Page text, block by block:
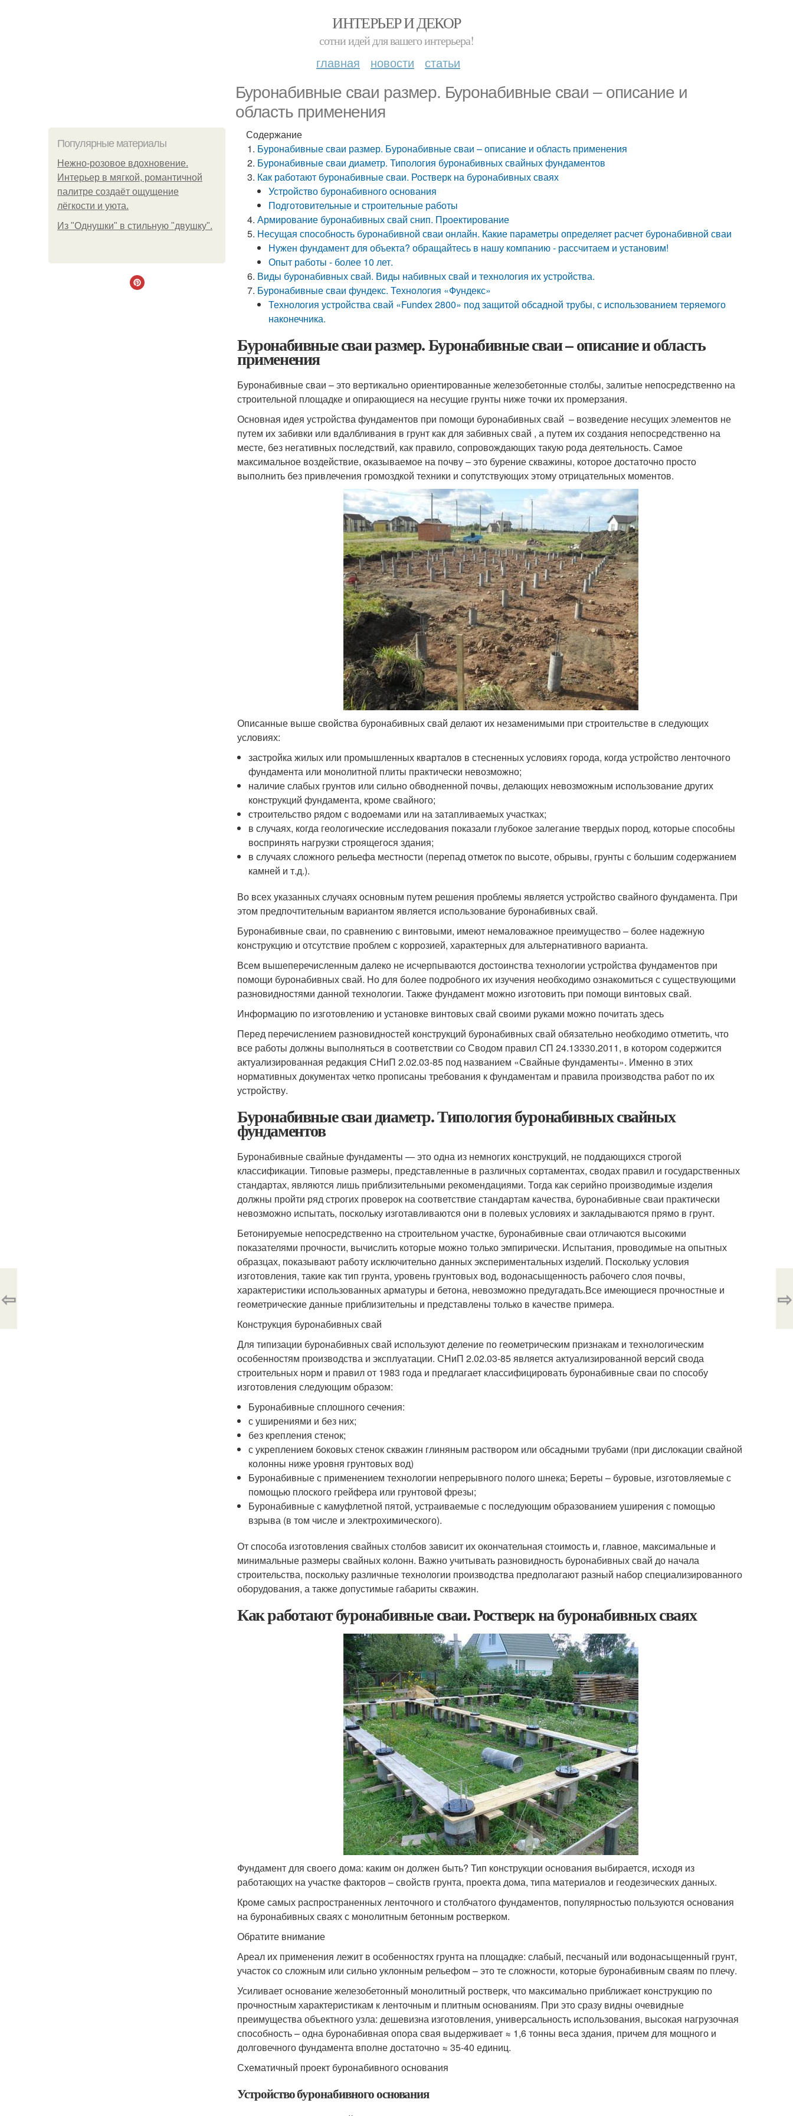
ИНТЕРЬЕР И ДЕКОР
сотни идей для вашего интерьера!
главная новости статьи
Буронабивные сваи размер. Буронабивные сваи – описание и
область применения
Популярные материалы
Нежно-розовое вдохновение.
Интерьер в мягкой, романтичной
палитре создаёт ощущение
лёгкости и уюта.
Из "Однушки" в стильную "двушку".
Содержание
Буронабивные сваи размер. Буронабивные сваи – описание и область применения
Буронабивные сваи диаметр. Типология буронабивных свайных фундаментов
Как работают буронабивные сваи. Ростверк на буронабивных сваях
Устройство буронабивного основания
Подготовительные и строительные работы
Армирование буронабивных свай снип. Проектирование
Несущая способность буронабивной сваи онлайн. Какие параметры определяет расчет буронабивной сваи
Нужен фундамент для объекта? обращайтесь в нашу компанию - рассчитаем и установим!
Опыт работы - более 10 лет.
Виды буронабивных свай. Виды набивных свай и технология их устройства.
Буронабивные сваи фундекс. Технология «Фундекс»
Технология устройства свай «Fundex 2800» под защитой обсадной трубы, с использованием теряемого
наконечника.
Буронабивные сваи размер. Буронабивные сваи – описание и область
применения
Буронабивные сваи – это вертикально ориентированные железобетонные столбы, залитые непосредственно на
строительной площадке и опирающиеся на несущие грунты ниже точки их промерзания.
Основная идея устройства фундаментов при помощи буронабивных свай – возведение несущих элементов не
путем их забивки или вдалбливания в грунт как для забивных свай , а путем их создания непосредственно на
месте, без негативных последствий, как правило, сопровождающих такую рода деятельность. Самое
максимальное воздействие, оказываемое на почву – это бурение скважины, которое достаточно просто
выполнить без привлечения громоздкой техники и сопутствующих этому отрицательных моментов.
Описанные выше свойства буронабивных свай делают их незаменимыми при строительстве в следующих
условиях:
застройка жилых или промышленных кварталов в стесненных условиях города, когда устройство ленточного
фундамента или монолитной плиты практически невозможно;
наличие слабых грунтов или сильно обводненной почвы, делающих невозможным использование других
конструкций фундамента, кроме свайного;
строительство рядом с водоемами или на затапливаемых участках;
в случаях, когда геологические исследования показали глубокое залегание твердых пород, которые способны
воспринять нагрузки строящегося здания;
в случаях сложного рельефа местности (перепад отметок по высоте, обрывы, грунты с большим содержанием
камней и т.д.).
Во всех указанных случаях основным путем решения проблемы является устройство свайного фундамента. При
этом предпочтительным вариантом является использование буронабивных свай.
Буронабивные сваи, по сравнению с винтовыми, имеют немаловажное преимущество – более надежную
конструкцию и отсутствие проблем с коррозией, характерных для альтернативного варианта.
Всем вышеперечисленным далеко не исчерпываются достоинства технологии устройства фундаментов при
помощи буронабивных свай. Но для более подробного их изучения необходимо ознакомиться с существующими
разновидностями данной технологии. Также фундамент можно изготовить при помощи винтовых свай.
Информацию по изготовлению и установке винтовых свай своими руками можно почитать здесь
Перед перечислением разновидностей конструкций буронабивных свай обязательно необходимо отметить, что
все работы должны выполняться в соответствии со Сводом правил СП 24.13330.2011, в котором содержится
актуализированная редакция СНиП 2.02.03-85 под названием «Свайные фундаменты». Именно в этих
нормативных документах четко прописаны требования к фундаментам и правила производства работ по их
устройству.
Буронабивные сваи диаметр. Типология буронабивных свайных
фундаментов
Буронабивные свайные фундаменты — это одна из немногих конструкций, не поддающихся строгой
классификации. Типовые размеры, представленные в различных сортаментах, сводах правил и государственных
стандартах, являются лишь приблизительными рекомендациями. Тогда как серийно производимые изделия
должны пройти ряд строгих проверок на соответствие стандартам качества, буронабивные сваи практически
невозможно испытать, поскольку изготавливаются они в полевых условиях и закладываются прямо в грунт.
Бетонируемые непосредственно на строительном участке, буронабивные сваи отличаются высокими
показателями прочности, вычислить которые можно только эмпирически. Испытания, проводимые на опытных
образцах, показывают работу исключительно данных экспериментальных изделий. Поскольку условия
изготовления, такие как тип грунта, уровень грунтовых вод, водонасыщенность рабочего слоя почвы,
характеристики использованных арматуры и бетона, невозможно предугадать.Все имеющиеся прочностные и
геометрические данные приблизительны и представлены только в качестве примера.
Конструкция буронабивных свай
Для типизации буронабивных свай используют деление по геометрическим признакам и технологическим
особенностям производства и эксплуатации. СНиП 2.02.03-85 является актуализированной версий свода
строительных норм и правил от 1983 года и предлагает классифицировать буронабивные сваи по способу
изготовления следующим образом:
Буронабивные сплошного сечения:
с уширениями и без них;
без крепления стенок;
с укреплением боковых стенок скважин глиняным раствором или обсадными трубами (при дислокации свайной
колонны ниже уровня грунтовых вод)
Буронабивные с применением технологии непрерывного полого шнека; Береты – буровые, изготовляемые с
помощью плоского грейфера или грунтовой фрезы;
Буронабивные с камуфлетной пятой, устраиваемые с последующим образованием уширения с помощью
взрыва (в том числе и электрохимического).
От способа изготовления свайных столбов зависит их окончательная стоимость и, главное, максимальные и
минимальные размеры свайных колонн. Важно учитывать разновидность буронабивных свай до начала
строительства, поскольку различные технологии производства предполагают разный набор специализированного
оборудования, а также допустимые габариты скважин.
Как работают буронабивные сваи. Ростверк на буронабивных сваях
Фундамент для своего дома: каким он должен быть? Тип конструкции основания выбирается, исходя из
работающих на участке факторов – свойств грунта, проекта дома, типа материалов и геодезических данных.
Кроме самых распространенных ленточного и столбчатого фундаментов, популярностью пользуются основания
на буронабивных сваях с монолитным бетонным ростверком.
Обратите внимание
Ареал их применения лежит в особенностях грунта на площадке: слабый, песчаный или водонасыщенный грунт,
участок со сложным или сильно уклонным рельефом – это те сложности, которые буронабивным сваям по плечу.
Усиливает основание железобетонный монолитный ростверк, что максимально приближает конструкцию по
прочностным характеристикам к ленточным и плитным основаниям. При это сразу видны очевидные
преимущества объектного узла: дешевизна изготовления, универсальность использования, высокая нагрузочная
способность – одна буронабивная опора свая выдерживает ≈ 1,6 тонны веса здания, причем для мощного и
долговечного фундамента вполне достаточно ≈ 35-40 единиц.
Схематичный проект буронабивного основания
Устройство буронабивного основания
⇦ ⇨